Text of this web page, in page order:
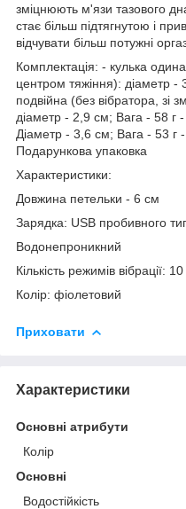
зміцнюють м'язи тазового
стає більш підтягнутою і
відчувати більш потужні
Комплектація: - кулька
центром тяжіння): діаметр
подвійна (без вібратора, зі
діаметр - 2,9 см; Вага - 58 г
Діаметр - 3,6 см; Вага - 53 г
Подарункова упаковка
Характеристики:
Довжина петельки - 6 см
Зарядка: USB пробивного
Водонепроникний
Кількість режимів вібрації:
Колір: фіолетовий
Приховати
Характеристики
Основні атрибути
Колір
Основні
Водостійкість